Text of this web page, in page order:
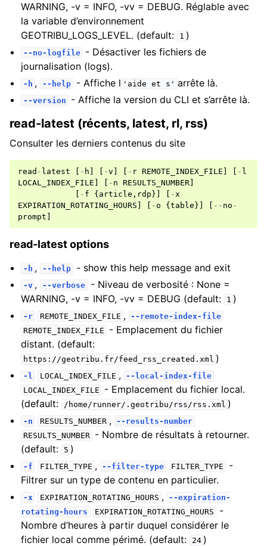
WARNING, -v = INFO, -vv = DEBUG. Réglable avec
la variable d’environnement
GEOTRIBU_LOGS_LEVEL. (default:
1 )
--no-logfile
- Désactiver les fichiers de
journalisation (logs).
-h , --help - Affiche l 'aide et s' arrête là.
--version - Affiche la version du CLI et s’arrête là.
read-latest (récents, latest, rl, rss)
Consulter les derniers contenus du site
read - latest - h -v - r REMOTE_INDEX_FILE - l
LOCAL_INDEX_FILE
- n RESULTS_NUMBER
- f { article , rdp }] -x
EXPIRATION_ROTATING_HOURS
-o { table }] -- no -
prompt
read-latest options
-h , --help - show this help message and exit
-v , --verbose
- Niveau de verbosité : None =
WARNING, -v = INFO, -vv = DEBUG (default:
1 )
-r REMOTE_INDEX_FILE ,
--remote-index-file
REMOTE_INDEX_FILE
- Emplacement du fichier
distant. (default:
https://geotribu.fr/feed_rss_created.xml )
-l LOCAL_INDEX_FILE ,
--local-index-file
LOCAL_INDEX_FILE
- Emplacement du fichier local.
(default:
/home/runner/.geotribu/rss/rss.xml )
-n RESULTS_NUMBER ,
--results-number
RESULTS_NUMBER
- Nombre de résultats à retourner.
(default:
5 )
-f FILTER_TYPE , --filter-type FILTER_TYPE
-
Filtrer sur un type de contenu en particulier.
-x EXPIRATION_ROTATING_HOURS ,
--expiration-
rotating-hours
EXPIRATION_ROTATING_HOURS
-
Nombre d’heures à partir duquel considérer le
fichier local comme périmé. (default:
24 )